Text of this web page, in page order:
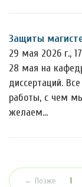
Защиты
29 мая 2026 г.,
28 мая на
диссертаций.
работы, с чем
желаем…
← Позже 1